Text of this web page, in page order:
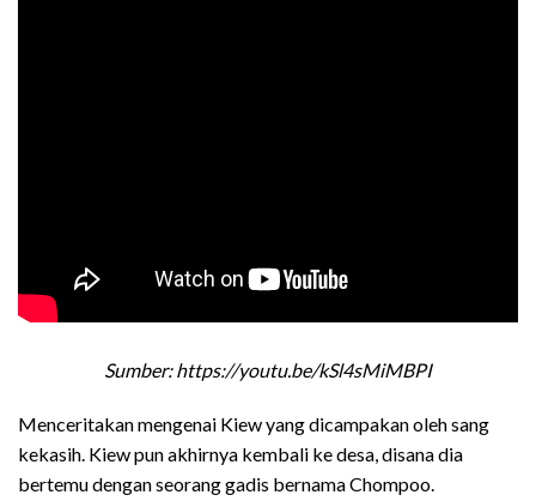
Sumber: https://youtu.be/kSl4sMiMBPI
Menceritakan mengenai Kiew yang dicampakan oleh sang
kekasih. Kiew pun akhirnya kembali ke desa, disana dia
bertemu dengan seorang gadis bernama Chompoo.